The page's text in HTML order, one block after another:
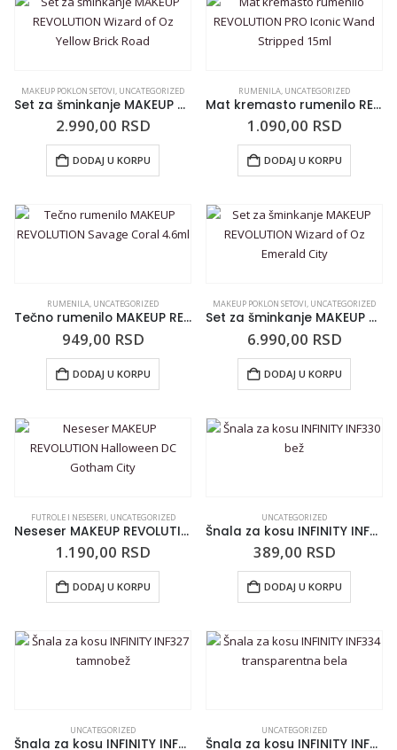
MAKEUP POKLON SETOVI, UNCATEGORIZED
Set za šminkanje MAKEUP REVOLUTION Wizard of Oz Yellow Brick Road
2.990,00 RSD
DODAJ U KORPU
RUMENILA, UNCATEGORIZED
Mat kremasto rumenilo REVOLUTION PRO Iconic Wand Stripped 15ml
1.090,00 RSD
DODAJ U KORPU
RUMENILA, UNCATEGORIZED
Tečno rumenilo MAKEUP REVOLUTION Savage Coral 4.6ml
949,00 RSD
DODAJ U KORPU
MAKEUP POKLON SETOVI, UNCATEGORIZED
Set za šminkanje MAKEUP REVOLUTION Wizard of Oz Emerald City
6.990,00 RSD
DODAJ U KORPU
FUTROLE I NESESERI UNCATEGORIZED
Neseser MAKEUP REVOLUTION Halloween DC Gotham City
1.190,00 RSD
DODAJ U KORPU
UNCATEGORIZED
Šnala za kosu INFINITY INF330 bež
389,00 RSD
DODAJ U KORPU
UNCATEGORIZED
Šnala za kosu INFINITY INF327 tamnobež
UNCATEGORIZED
Šnala za kosu INFINITY INF334 transparentna bela